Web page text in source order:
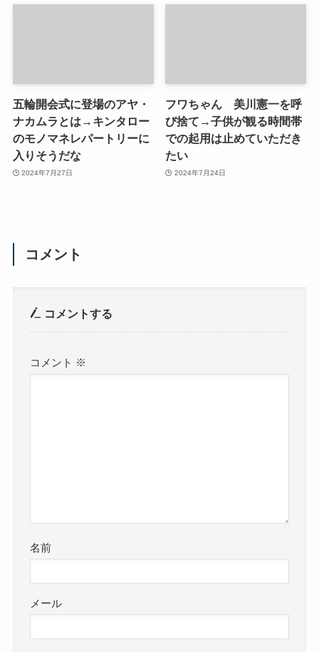
五輪開会式に登場のアヤ・
ナカムラとは→キンタロー
のモノマネレパートリーに
入りそうだな
2024年7月27日
フワちゃん 美川憲一を呼
び捨て→子供が観る時間帯
での起用は止めていただき
たい
2024年7月24日
コメント
コメントする
コメント ※
名前
メール